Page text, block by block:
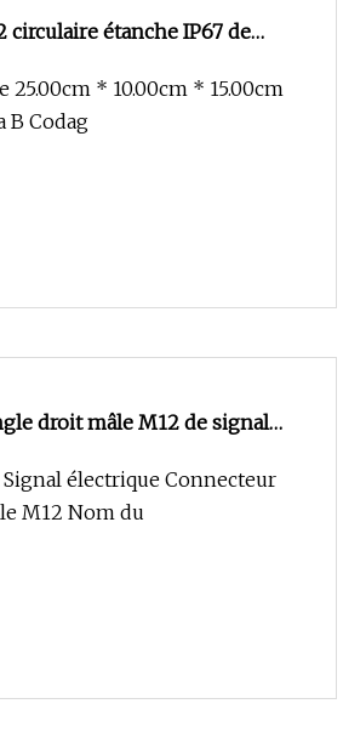
circulaire étanche IP67 de
* 10.00cm * 15.00cm
B Codag
droit mâle M12 de signal
électrique Connecteur
M12 Nom du